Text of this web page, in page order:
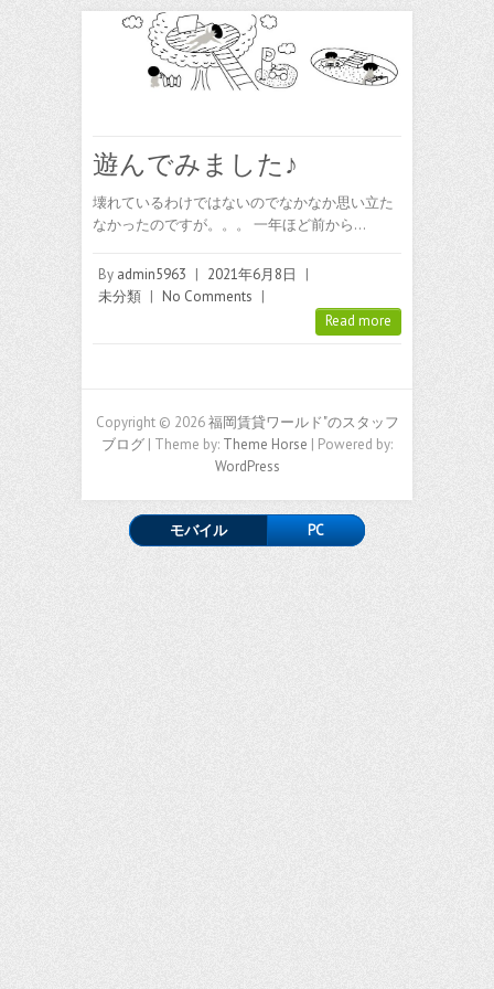
遊んでみました♪
壊れているわけではないのでなかなか思い立た
なかったのですが。。。 一年ほど前から…
By admin5963 | 2021年6月8日
|
未分類 | No Comments |
Read more
Copyright © 2026福岡賃貸ワールド"のスタッフ
ブログ | Theme by: Theme Horse | Powered by:
WordPress
モバイル PC